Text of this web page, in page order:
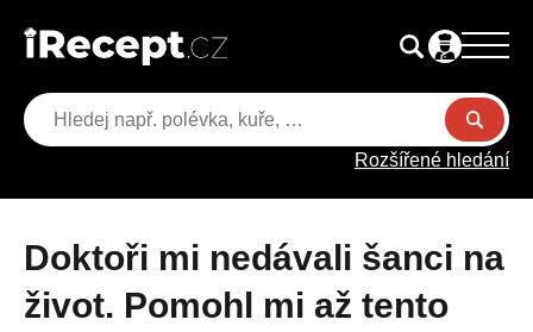
Rozšířené hledání
Doktoři mi nedávali šanci na
život. Pomohl mi až tento